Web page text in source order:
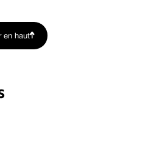
en haut